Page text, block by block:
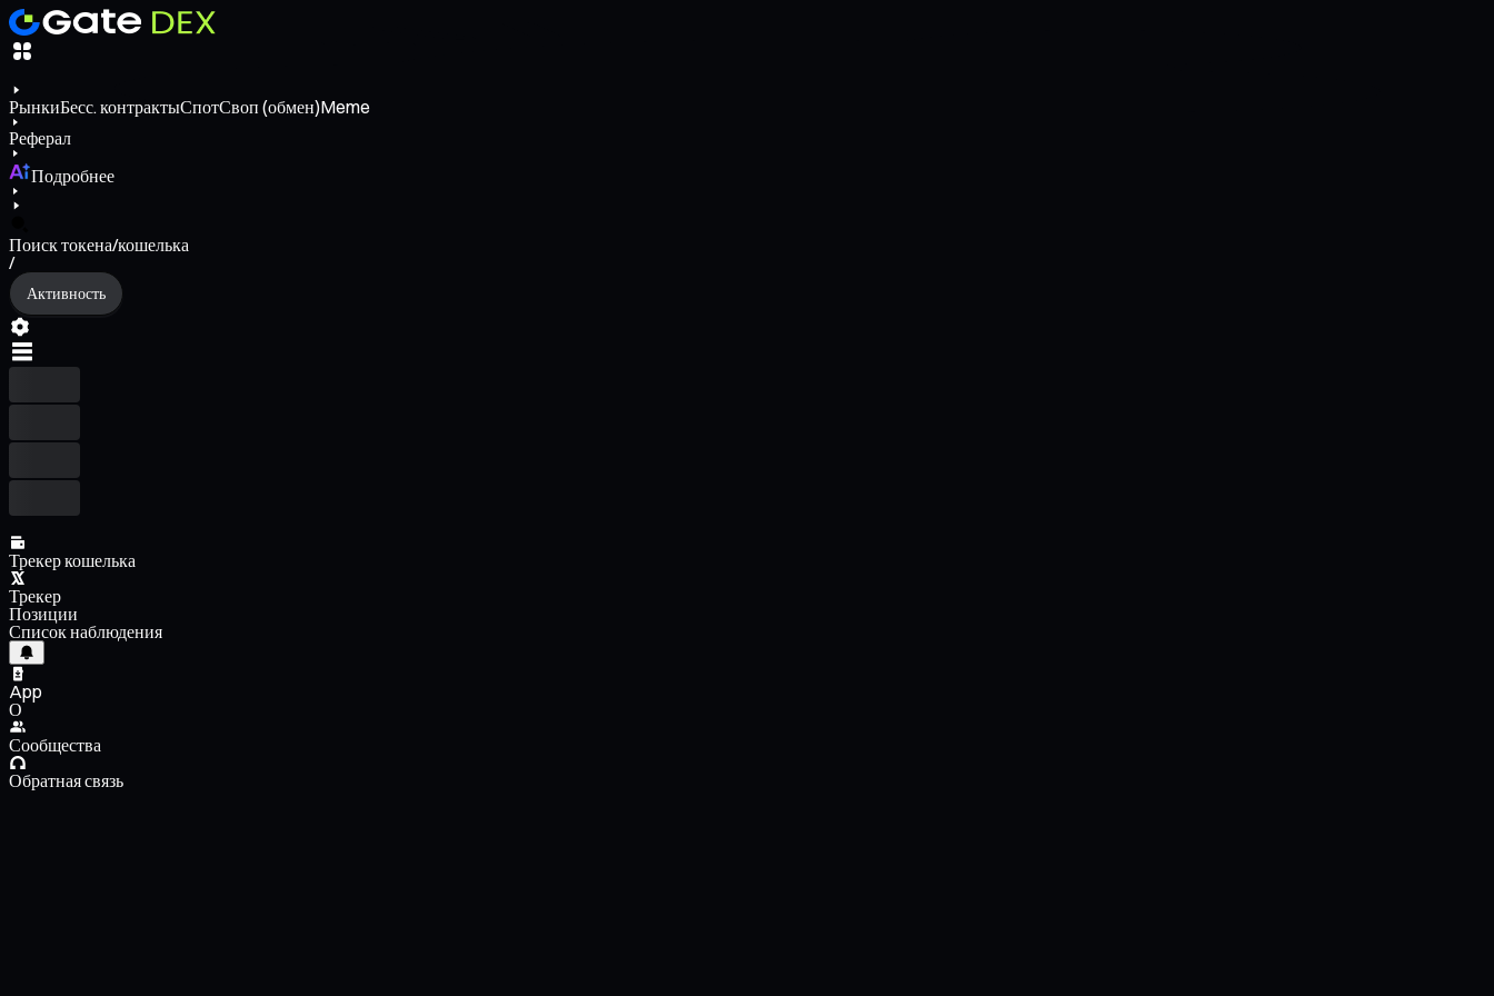
РынкиБесс. контрактыСпотСвоп (обмен)Meme
Реферал
Подробнее
Поиск токена/кошелька
/
Активность
Трекер кошелька
Трекер
Позиции
Список наблюдения
App
О
Сообщества
Обратная связь